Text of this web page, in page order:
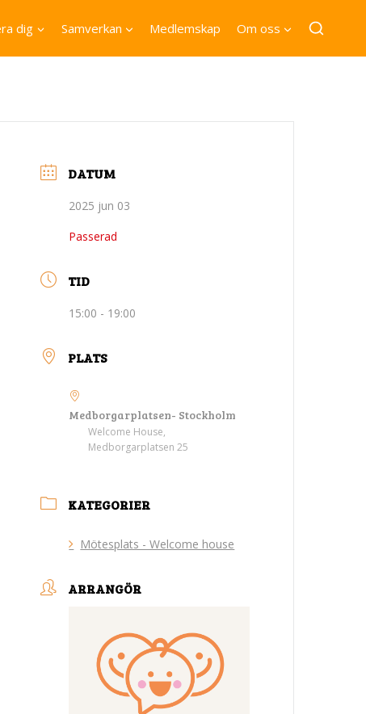
dig Samverkan Medlemskap Om oss
DATUM
2025 jun 03
Passerad
TID
15:00 - 19:00
PLATS
Medborgarplatsen- Stockholm
Welcome House,
Medborgarplatsen 25
KATEGORIER
Mötesplats - Welcome house
ARRANGÖR